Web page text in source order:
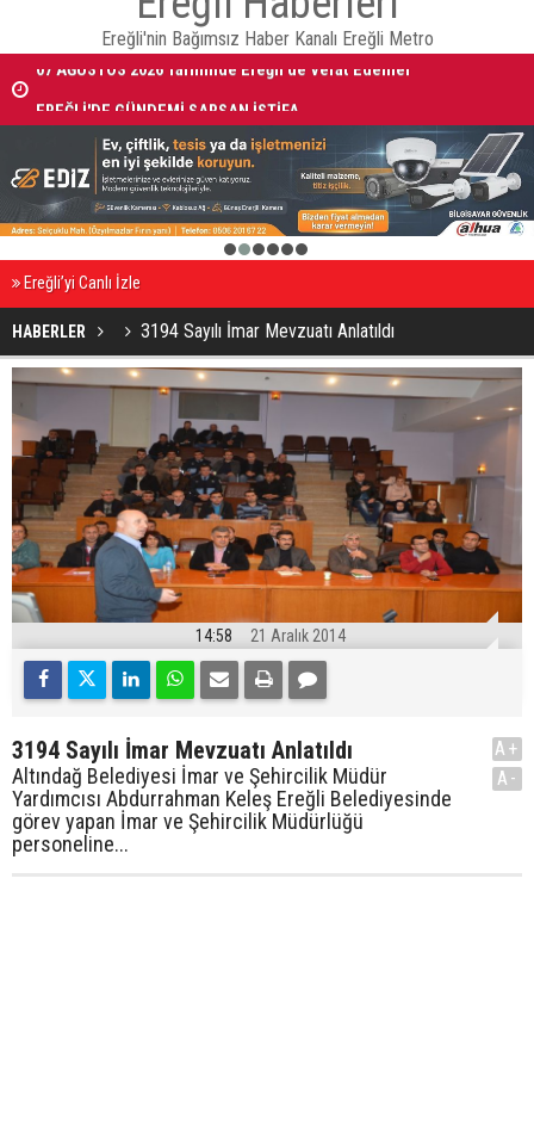
Ereğli'nin Bağımsız Haber Kanalı Ereğli Metro
07 AĞUSTOS 2026 Tarihinde Ereğli’de Vefat Edenler
2 3 4 5 6
Ereğli’yi Canlı İzle
HABERLER 3194 Sayılı İmar Mevzuatı Anlatıldı
14:58 21 Aralık 2014
3194 Sayılı İmar Mevzuatı Anlatıldı
Altındağ Belediyesi İmar ve Şehircilik Müdür
Yardımcısı Abdurrahman Keleş Ereğli Belediyesinde
görev yapan İmar ve Şehircilik Müdürlüğü
personeline...
A+
A-